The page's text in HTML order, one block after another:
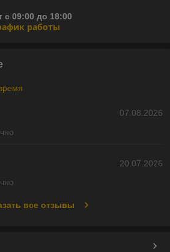
с 09:00 до 18:00
работы
07.08.2026
20.07.2026
все отзывы